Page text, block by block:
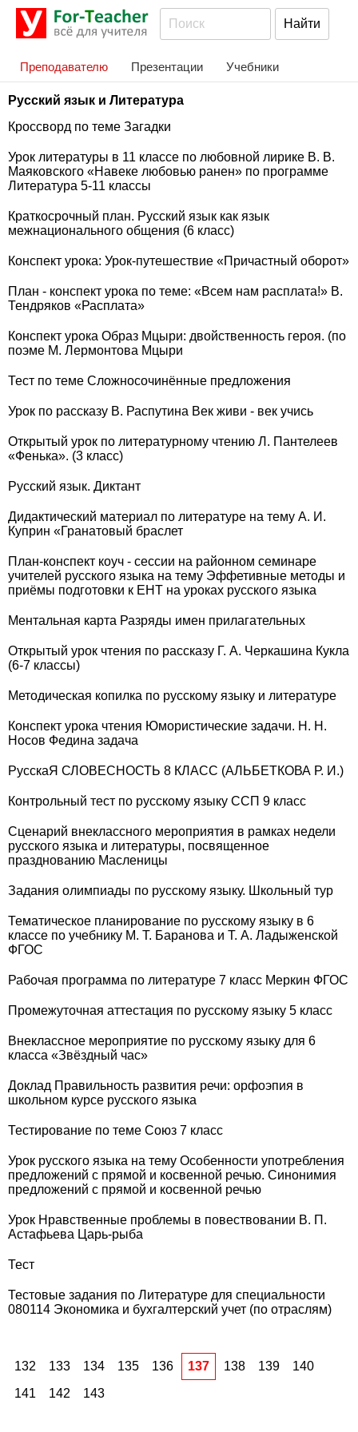
Преподавателю Презентации Учебники
Русский язык и Литература
Кроссворд по теме Загадки
Урок литературы в 11 классе по любовной лирике В. В.
Маяковского «Навеке любовью ранен» по программе
Литература 5-11 классы
Краткосрочный план. Русский язык как язык
межнационального общения (6 класс)
Конспект урока: Урок-путешествие «Причастный оборот»
План - конспект урока по теме: «Всем нам расплата!» В.
Тендряков «Расплата»
Конспект урока Образ Мцыри: двойственность героя. (по
поэме М. Лермонтова Мцыри
Тест по теме Сложносочинённые предложения
Урок по рассказу В. Распутина Век живи - век учись
Открытый урок по литературному чтению Л. Пантелеев
«Фенька». (3 класс)
Русский язык. Диктант
Дидактический материал по литературе на тему А. И.
Куприн «Гранатовый браслет
План-конспект коуч - сессии на районном семинаре
учителей русского языка на тему Эффетивные методы и
приёмы подготовки к ЕНТ на уроках русского языка
Ментальная карта Разряды имен прилагательных
Открытый урок чтения по рассказу Г. А. Черкашина Кукла
(6-7 классы)
Методическая копилка по русскому языку и литературе
Конспект урока чтения Юмористические задачи. Н. Н.
Носов Федина задача
РусскаЯ СЛОВЕСНОСТЬ 8 КЛАСС (АЛЬБЕТКОВА Р. И.)
Контрольный тест по русскому языку ССП 9 класс
Сценарий внеклассного мероприятия в рамках недели
русского языка и литературы, посвященное
празднованию Масленицы
Задания олимпиады по русскому языку. Школьный тур
Тематическое планирование по русскому языку в 6
классе по учебнику М. Т. Баранова и Т. А. Ладыженской
ФГОС
Рабочая программа по литературе 7 класс Меркин ФГОС
Промежуточная аттестация по русскому языку 5 класс
Внеклассное мероприятие по русскому языку для 6
класса «Звёздный час»
Доклад Правильность развития речи: орфоэпия в
школьном курсе русского языка
Тестирование по теме Союз 7 класс
Урок русского языка на тему Особенности употребления
предложений с прямой и косвенной речью. Синонимия
предложений с прямой и косвенной речью
Урок Нравственные проблемы в повествовании В. П.
Астафьева Царь-рыба
Тест
Тестовые задания по Литературе для специальности
080114 Экономика и бухгалтерский учет (по отраслям)
132 133 134 135 136 137 138 139
140
141
142 143